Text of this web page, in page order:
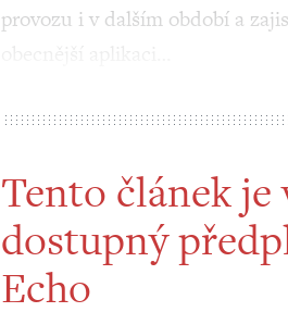
provozu i v dalším období a
Tento článek
dostupný
Echo